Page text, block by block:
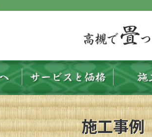
施工事例